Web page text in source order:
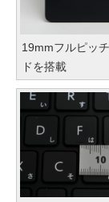
19mmフルピッ
ドを搭載